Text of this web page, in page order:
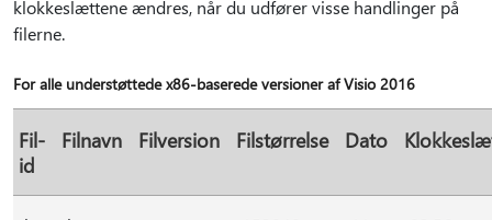
klokkeslættene ændres, når du udfører visse handlinger på
filerne.
For alle understøttede x86-baserede versioner af Visio 2016
Fil-
id
Filnavn Filversion Filstørrelse Dato